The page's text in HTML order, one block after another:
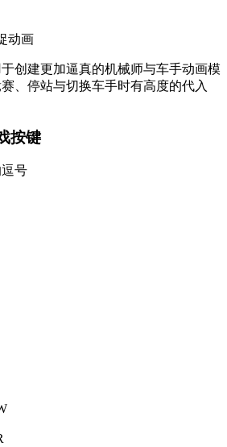
动画
建更加逼真的机械师与车手动画模
、停站与切换车手时有高度的代入
按键
号